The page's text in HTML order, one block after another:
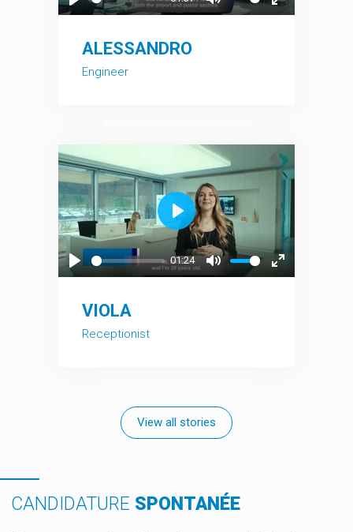
Play Mute
Enter
ALESSANDRO
Engineer
Play
01:24
Mute
Enter
Play
VIOLA
Receptionist
View all stories
CANDIDATURE SPONTANÉE